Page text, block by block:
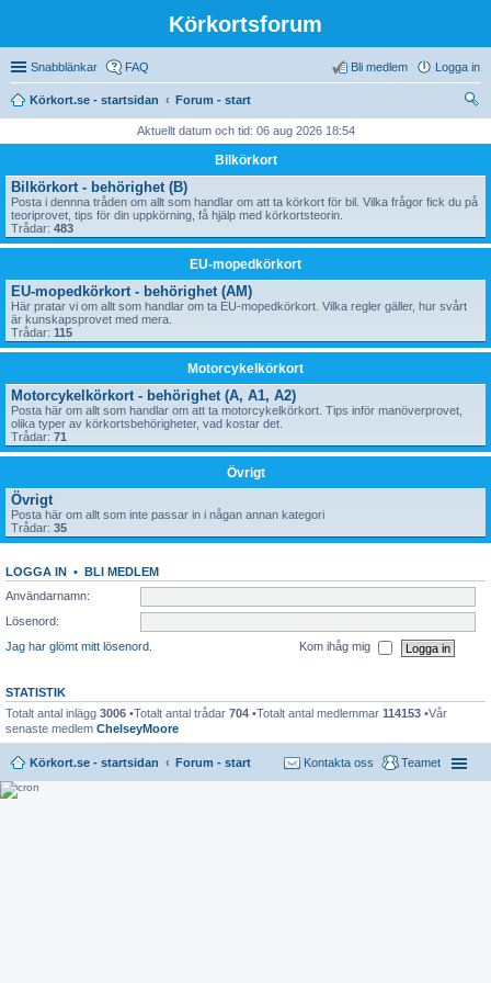
Körkortsforum
Snabblänkar FAQ Logga in
Bli medlem
Körkort.se - startsidan
Forum - start
Aktuellt datum och tid: 06 aug 2026 18:54
Bilkörkort
Bilkörkort - behörighet (B)
Posta i dennna tråden om allt som handlar om att ta körkort för bil. Vilka frågor fick du på
teoriprovet, tips för din uppkörning, få hjälp med körkortsteorin.
Trådar: 483
EU-mopedkörkort
EU-mopedkörkort - behörighet (AM)
Här pratar vi om allt som handlar om ta EU-mopedkörkort. Vilka regler gäller, hur svårt
är kunskapsprovet med mera.
Trådar: 115
Motorcykelkörkort
Motorcykelkörkort - behörighet (A, A1, A2)
Posta här om allt som handlar om att ta motorcykelkörkort. Tips inför manöverprovet,
olika typer av körkortsbehörigheter, vad kostar det.
Trådar: 71
Övrigt
Övrigt
Posta här om allt som inte passar in i någan annan kategori
Trådar: 35
LOGGA IN • BLI MEDLEM
Användarnamn:
Lösenord:
Jag har glömt mitt lösenord.
Kom ihåg mig
STATISTIK
Totalt antal inlägg 3006 •Totalt antal trådar 704 •Totalt antal medlemmar 114153 •Vår
senaste medlem ChelseyMoore
Körkort.se - startsidan Forum - start Teamet
Kontakta oss